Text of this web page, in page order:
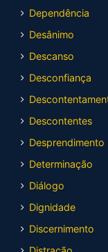
Dependência
Desânimo
Descanso
Desconfiança
Descontentes
Desprendimento
Determinação
Diálogo
Dignidade
Discernimento